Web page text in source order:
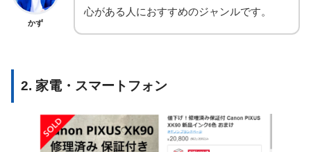
かず
心がある人におすすめのジャンルです。
2. 家電・スマートフォン